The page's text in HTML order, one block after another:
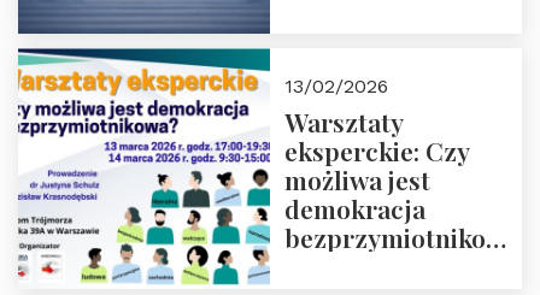
13/02/2026
Warsztaty
eksperckie: Czy
możliwa jest
demokracja
bezprzymiotnikowa?